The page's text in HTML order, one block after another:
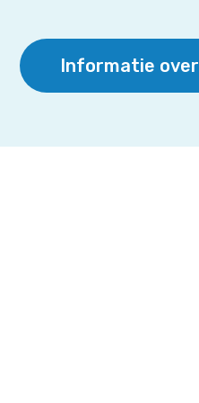
Informatie